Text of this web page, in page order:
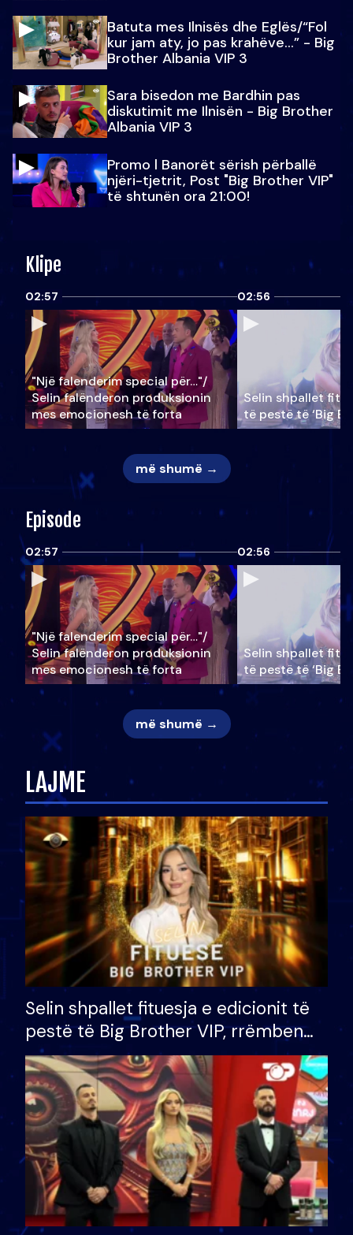
Batuta mes Ilnisës dhe Eglës/“Fol
kur jam aty, jo pas krahëve…” - Big
Brother Albania VIP 3
Sara bisedon me Bardhin pas
diskutimit me Ilnisën - Big Brother
Albania VIP 3
Promo l Banorët sërish përballë
njëri-tjetrit, Post "Big Brother VIP"
të shtunën ora 21:00!
Klipe
02:57
"Një falenderim special për…"/
Selin falënderon produksionin
mes emocionesh të forta
02:56
Selin shpallet
të pestë të ‘Big
më shumë →
Episode
02:57
"Një falenderim special për…"/
Selin falënderon produksionin
mes emocionesh të forta
02:56
Selin shpallet
të pestë të ‘Big
më shumë →
LAJME
Selin shpallet fituesja e edicionit të
pestë të Big Brother VIP, rrëmben
çmimin e madh prej 100 mijë eurosh